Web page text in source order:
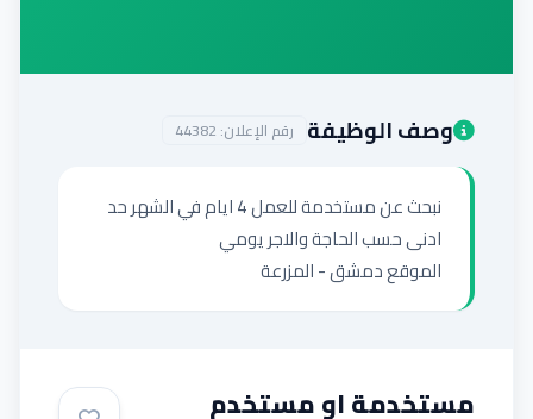
وصف الوظيفة رقم الإعلان: 44382
الموقع دمشق - المزرعة
مستخدمة او مستخدم